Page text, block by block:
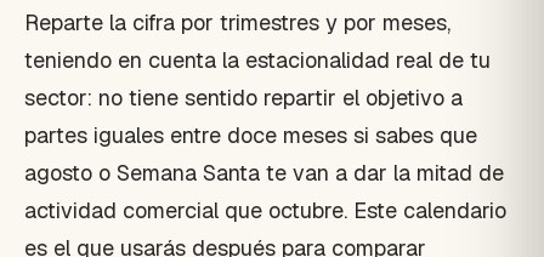
Reparte la cifra por trimestres y por meses,
teniendo en cuenta la estacionalidad real de tu
sector: no tiene sentido repartir el objetivo a
partes iguales entre doce meses si sabes que
agosto o Semana Santa te van a dar la mitad de
actividad comercial que octubre. Este calendario
es el que usarás después para comparar